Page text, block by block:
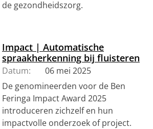
de gezondheidszorg.
Impact | Automatische
spraakherkenning bij fluisteren
Datum:
06 mei 2025
De genomineerden voor de Ben
Feringa Impact Award 2025
introduceren zichzelf en hun
impactvolle onderzoek of project.